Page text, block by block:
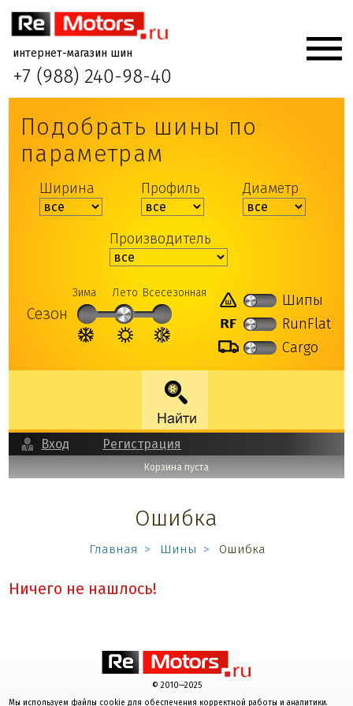
интернет-магазин шин
+7 (988) 240-98-40
Подобрать шины по
параметрам
Ширина Профиль Диаметр
Производитель
Сезон
Зима Лето Всесезонная
Шипы
RunFlat
Cargo
Вход Регистрация
Корзина пуста
Ошибка
Главная Шины Ошибка
Ничего не нашлось!
© 2010—2025
Мы используем файлы cookie для обеспечения корректной работы и аналитики.